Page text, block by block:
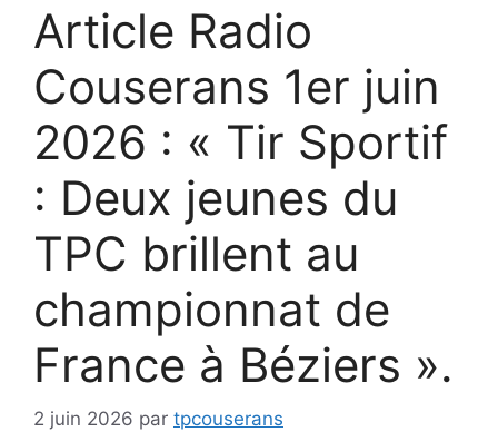
Article Radio
Couserans 1er juin
2026 : « Tir Sportif
: Deux jeunes du
TPC brillent au
championnat de
France à Béziers ».
2 juin 2026 par tpcouserans